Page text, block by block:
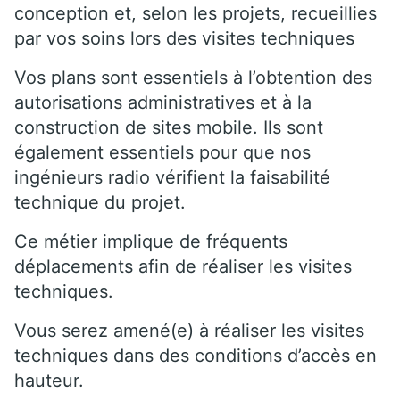
conception et, selon les projets, recueillies
par vos soins lors des visites techniques
Vos plans sont essentiels à l’obtention des
autorisations administratives et à la
construction de sites mobile. Ils sont
également essentiels pour que nos
ingénieurs radio vérifient la faisabilité
technique du projet.
Ce métier implique de fréquents
déplacements afin de réaliser les visites
techniques.
Vous serez amené(e) à réaliser les visites
techniques dans des conditions d’accès en
hauteur.